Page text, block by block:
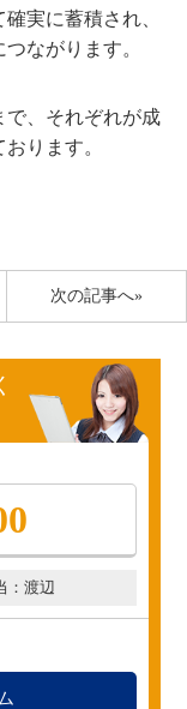
実に蓄積され、
ながります。
で、それぞれが成
ります。
次の記事へ»
：渡辺